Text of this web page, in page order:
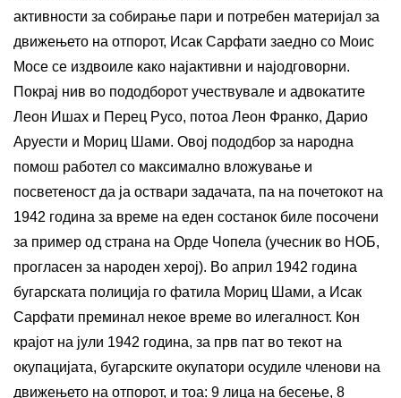
активности за собирање пари и потребен материјал за
движењето на отпорот, Исак Сарфати заедно со Моис
Мосе се издвоиле како најактивни и најодговорни.
Покрај нив во пододборот учествувале и адвокатите
Леон Ишах и Перец Русо, потоа Леон Франко, Дарио
Аруести и Мориц Шами. Овој пододбор за народна
помош работел со максимално вложување и
посветеност да ја оствари задачата, па на почетокот на
1942 година за време на еден состанок биле посочени
за пример од страна на Орде Чопела (учесник во НОБ,
прогласен за народен херој). Во април 1942 година
бугарската полиција го фатила Мориц Шами, а Исак
Сарфати преминал некое време во илегалност. Кон
крајот на јули 1942 година, за прв пат во текот на
окупацијата, бугарските окупатори осудиле членови на
движењето на отпорот, и тоа: 9 лица на бесење, 8